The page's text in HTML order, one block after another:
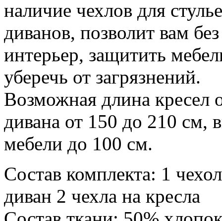
наличие чехлов для
диванов, позволит вам
интерьер, защитить
уберечь от загрязнений.
Возможная длина кресел
дивана от 150 до 210 см,
мебели до 100 см.
Состав комплекта: 1
диван 2 чехла на кресла